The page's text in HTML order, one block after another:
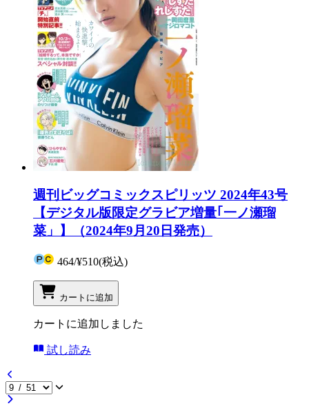
週刊ビッグコミックスピリッツ 2024年43号
【デジタル版限定グラビア増量｢一ノ瀬瑠
菜」】（2024年9月20日発売）
464/¥510(税込)
カートに追加
カートに追加しました
試し読み